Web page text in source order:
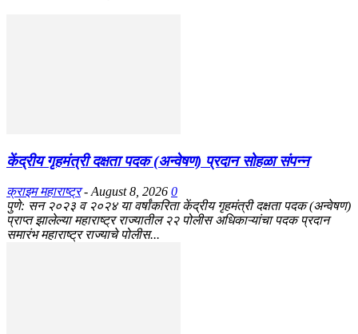
केंद्रीय गृहमंत्री दक्षता पदक (अन्वेषण) प्रदान सोहळा संपन्न
क्राइम महाराष्ट्र - August 8, 2026 0
​पुणे: सन २०२३ व २०२४ या वर्षांकरिता केंद्रीय गृहमंत्री दक्षता पदक (अन्वेषण)
प्राप्त झालेल्या महाराष्ट्र राज्यातील २२ पोलीस अधिकाऱ्यांचा पदक प्रदान
समारंभ महाराष्ट्र राज्याचे पोलीस...